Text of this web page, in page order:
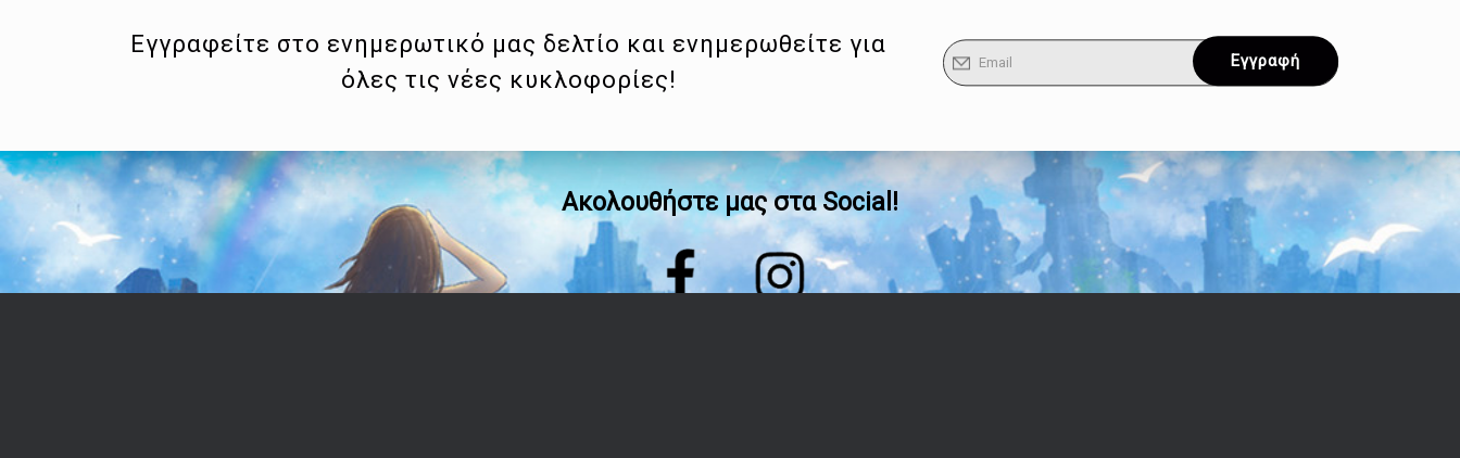
Εγγραφείτε στο ενημερωτικό μας δελτίο και ενημερωθείτε για
όλες τις νέες κυκλοφορίες!
Ακολουθήστε μας στα Social!